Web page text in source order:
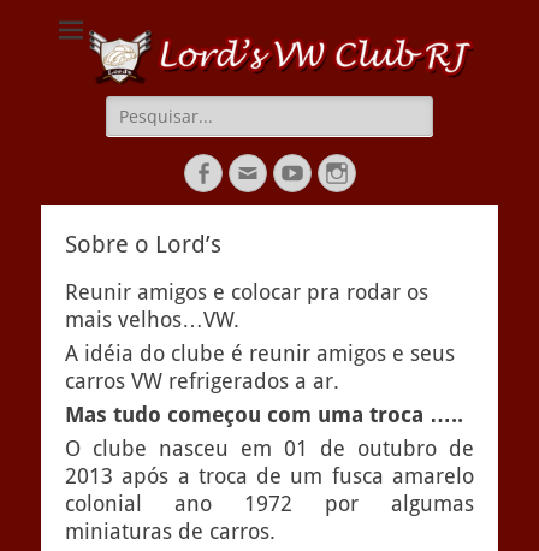
Lords VW Club RJ
Pesquisar
por:
Facebook
EmailYouTubeInstagram
Sobre o Lord’s
Reunir amigos e colocar pra rodar os
mais velhos…VW.
A idéia do clube é reunir amigos e seus
carros VW refrigerados a ar.
Mas tudo começou com uma troca …..
O clube nasceu em 01 de outubro de
2013 após a troca de um fusca amarelo
colonial ano 1972 por algumas
miniaturas de carros.